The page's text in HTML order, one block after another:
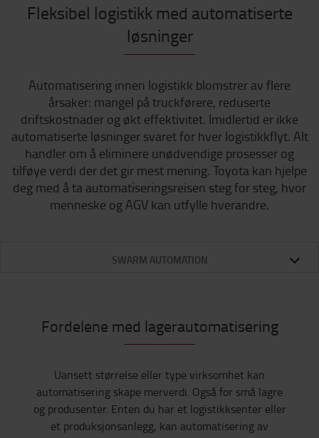
Fleksibel logistikk med automatiserte
løsninger
Automatisering innen logistikk blomstrer av flere
årsaker: mangel på truckførere, reduserte
driftskostnader og økt effektivitet. Imidlertid er ikke
automatiserte løsninger svaret for hver logistikkflyt. Alt
handler om å eliminere unødvendige prosesser og
tilføye verdi der det gir mest mening. Toyota kan hjelpe
deg med å ta automatiseringsreisen steg for steg, hvor
menneske og AGV kan utfylle hverandre.
SWARM AUTOMATION
Fordelene med lagerautomatisering
Uansett størrelse eller type virksomhet kan
automatisering skape merverdi. Også for små lagre
og produsenter. Enten du har et logistikksenter eller
et produksjonsanlegg, kan automatisering av